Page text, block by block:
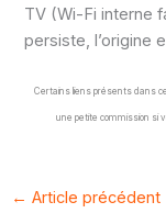
TV (Wi-Fi interne
persiste, l’origine
Certains liens présents dans
une petite commission si
← Article précédent